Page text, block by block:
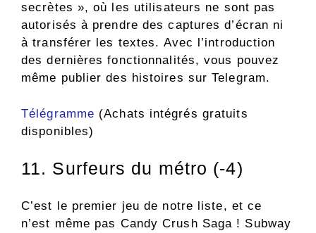
secrètes », où les utilisateurs ne sont pas
autorisés à prendre des captures d’écran ni
à transférer les textes. Avec l’introduction
des dernières fonctionnalités, vous pouvez
même publier des histoires sur Telegram.
Télégramme (Achats intégrés gratuits
disponibles)
11. Surfeurs du métro (-4)
C’est le premier jeu de notre liste, et ce
n’est même pas Candy Crush Saga ! Subway